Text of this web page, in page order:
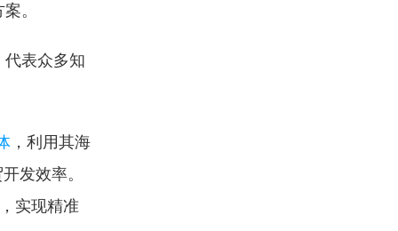
。
代表众多知
，利用其海
发效率。
实现精准